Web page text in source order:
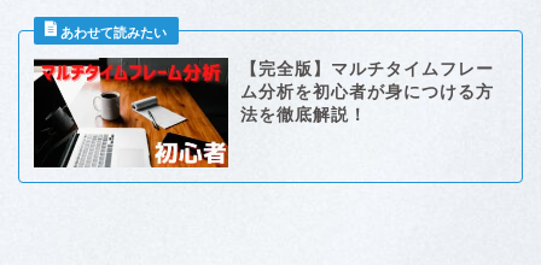
【完全版】マルチタイムフレー
ム分析を初心者が身につける方
法を徹底解説！